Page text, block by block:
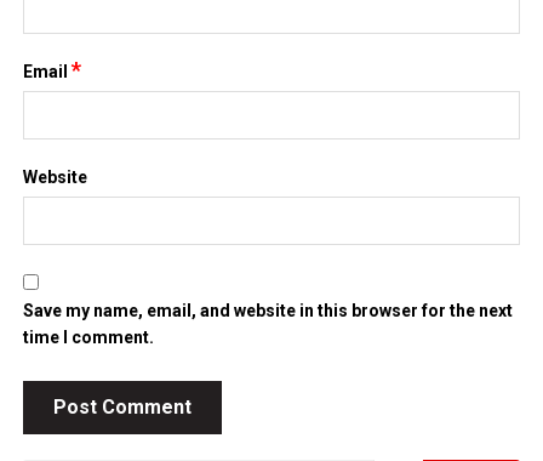
Email*
Website
Save my name, email, and website in this browser for the next
time I comment.